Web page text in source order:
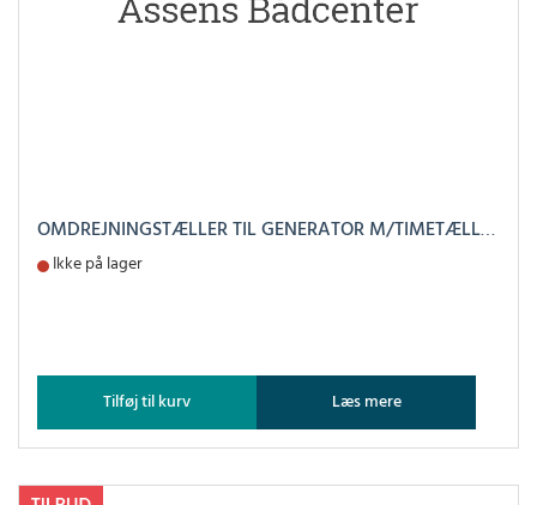
OMDREJNINGSTÆLLER TIL GENERATOR M/TIMETÆLLER
Ikke på lager
Tilføj til kurv Læs mere